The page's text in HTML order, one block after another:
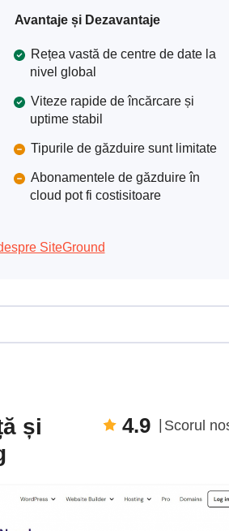
SiteGround
Avantaje și Dezavantaje
Rețea vastă de centre de date la
nivel global
Viteze rapide de încărcare și
uptime stabil
Tipurile de găzduire sunt limitate
Abonamentele de găzduire în
cloud pot fi costisitoare
și
4.9 Scorul